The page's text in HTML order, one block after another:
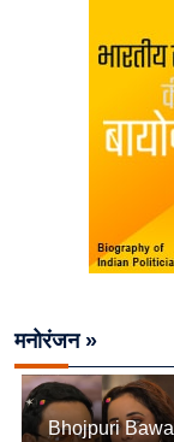
मनोरंजन »
Bhojpuri